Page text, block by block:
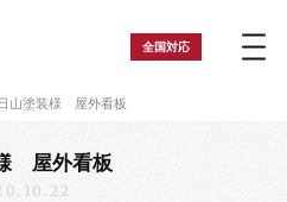
全国対応
日山塗装様 屋外看板
屋外看板